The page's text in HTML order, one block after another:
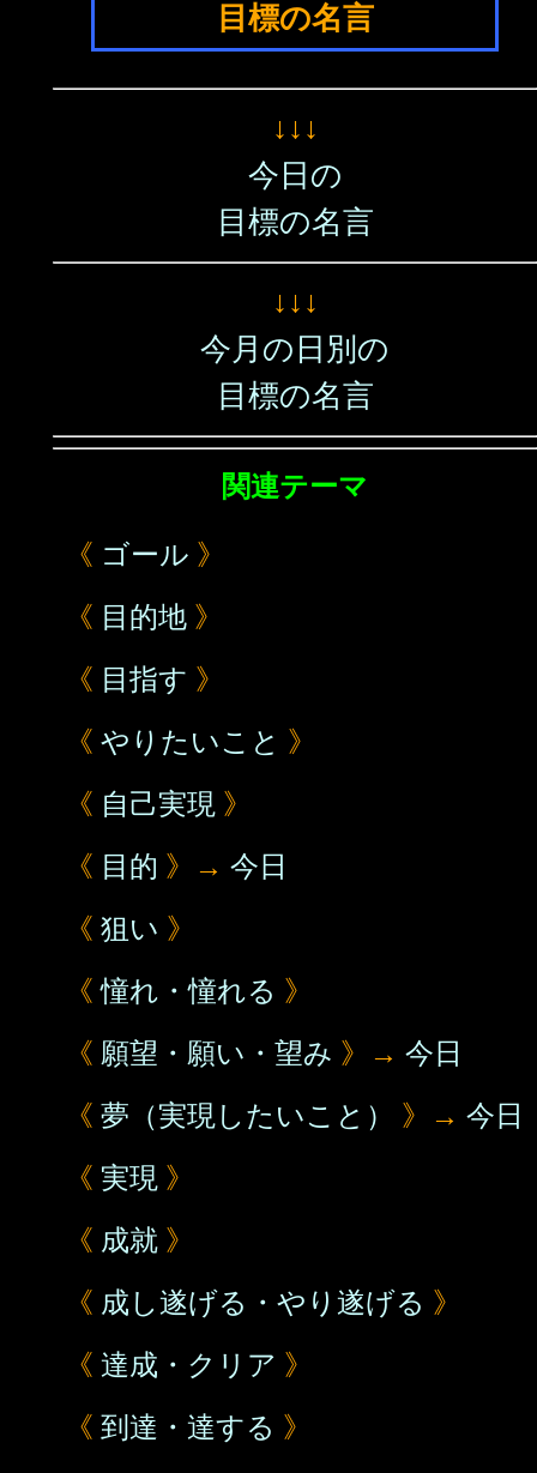
目標の名言
↓↓↓
今日の
目標の名言
↓↓↓
今月の日別の
目標の名言
関連テーマ
《 ゴール 》
《 目的地 》
《 目指す 》
《 やりたいこと 》
《 自己実現 》
《 目的 》→ 今日
《 狙い 》
《憧れ・憧れる 》
《 願望・願い・望み 》→ 今日
《 夢（実現したいこと） 》→ 今日
《 実現 》
《 成就 》
《 成し遂げる・やり遂げる 》
《 達成・クリア 》
《 到達・達する 》